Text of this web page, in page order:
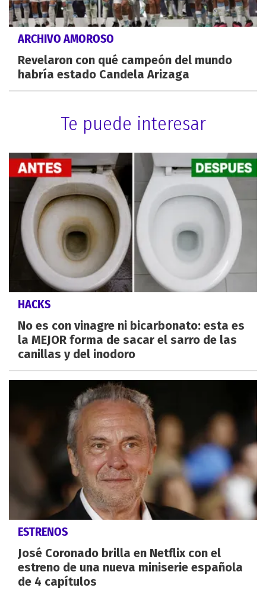
ARCHIVO AMOROSO
Revelaron con qué campeón del mundo
habría estado Candela Arizaga
Te puede interesar
HACKS
No es con vinagre ni bicarbonato: esta es
la MEJOR forma de sacar el sarro de las
canillas y del inodoro
ESTRENOS
José Coronado brilla en Netflix con el
estreno de una nueva miniserie española
de 4 capítulos